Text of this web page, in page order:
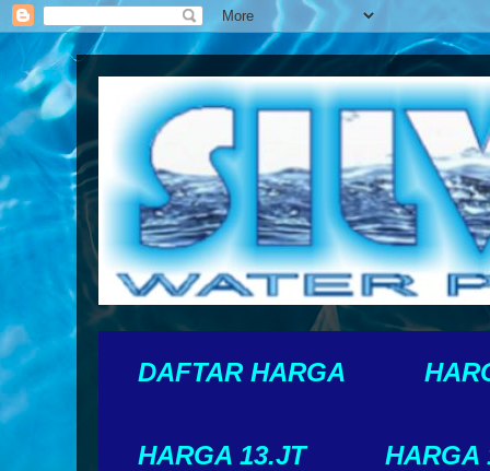
DAFTAR HARGA
HARGA 13.JT HARGA